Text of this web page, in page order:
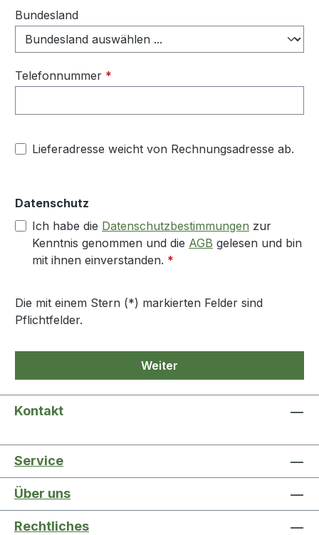
Bundesland
Telefonnummer *
Lieferadresse weicht von Rechnungsadresse ab.
Datenschutz
Ich habe die Datenschutzbestimmungen zur
Kenntnis genommen und die AGB gelesen und bin
mit ihnen einverstanden. *
Die mit einem Stern (*) markierten Felder sind
Pflichtfelder.
Weiter
Kontakt
Service
Über uns
Rechtliches